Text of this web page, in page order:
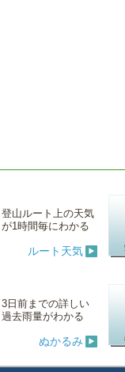
登山ルート上の天気
が1時間毎にわかる
ルート天気
3日前までの詳しい
過去雨量がわかる
ぬかるみ